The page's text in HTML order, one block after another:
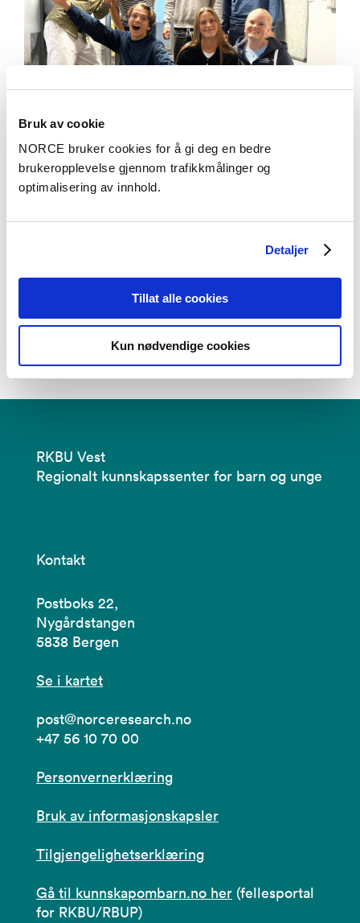
Bruk av cookie
NORCE bruker cookies for å gi deg en bedre
brukeropplevelse gjennom trafikkmålinger og
optimalisering av innhold.
Detaljer
Tillat alle cookies
Kun nødvendige cookies
Aktuelt
RKBU Vest lanserer ungdomssatsning: Ungdom
RKBU Vest
Regionalt kunnskapssenter for barn og unge
Kontakt
Postboks 22,
Nygårdstangen
5838 Bergen
Se i kartet
post@norceresearch.no
+47 56 10 70 00
Personvernerklæring
Bruk av informasjonskapsler
Tilgjengelighetserklæring
Gå til kunnskapombarn.no her (fellesportal
for RKBU/RBUP)